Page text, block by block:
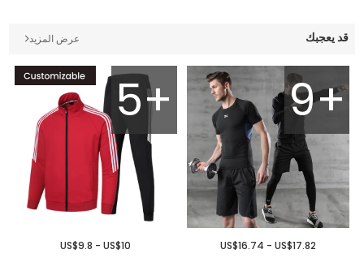
قد يعجبك عرض المزيد
9+
US$16.74 - US$17.82
5+
US$9.8 - US$10